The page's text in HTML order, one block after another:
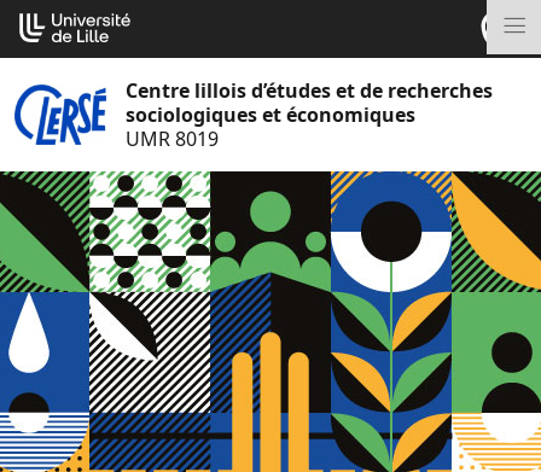
Aller
au
contenu
Centre lillois d’études et de recherches
sociologiques et économiques
UMR 8019
Cookies management panel